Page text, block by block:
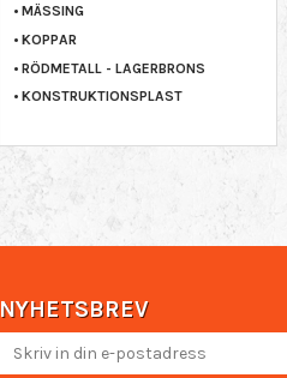
MÄSSING
KOPPAR
RÖDMETALL - LAGERBRONS
KONSTRUKTIONSPLAST
NYHETSBREV